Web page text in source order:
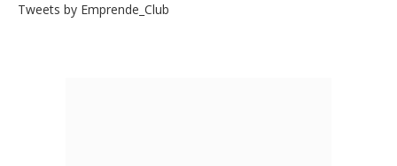
Tweets by Emprende_Club